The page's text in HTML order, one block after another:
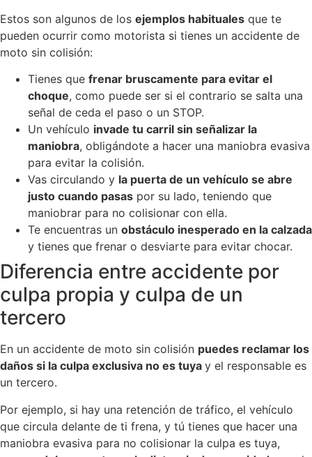
Estos son algunos de los ejemplos habituales que te
pueden ocurrir como motorista si tienes un accidente de
moto sin colisión:
Tienes que frenar bruscamente para evitar el
choque, como puede ser si el contrario se salta una
señal de ceda el paso o un STOP.
Un vehículo invade tu carril sin señalizar la
maniobra, obligándote a hacer una maniobra evasiva
para evitar la colisión.
Vas circulando y la puerta de un vehículo se abre
justo cuando pasas por su lado, teniendo que
maniobrar para no colisionar con ella.
Te encuentras un obstáculo inesperado en la calzada
y tienes que frenar o desviarte para evitar chocar.
Diferencia entre accidente por
culpa propia y culpa de un
tercero
En un accidente de moto sin colisión puedes reclamar los
daños si la culpa exclusiva no es tuya y el responsable es
un tercero.
Por ejemplo, si hay una retención de tráfico, el vehículo
que circula delante de ti frena, y tú tienes que hacer una
maniobra evasiva para no colisionar la culpa es tuya,